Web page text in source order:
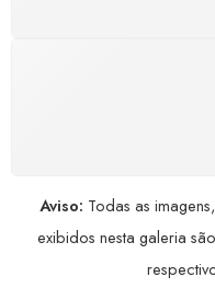
Aviso: Todas as
exibidos nesta galeria